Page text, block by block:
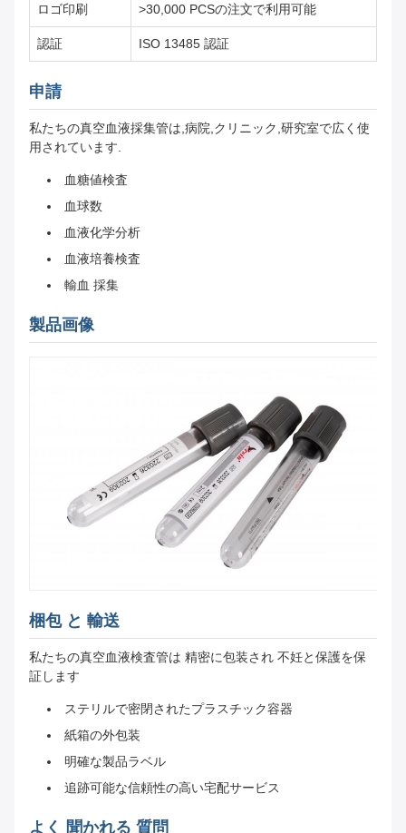
ロゴ印刷 >30,000 PCSの注文で利用可能
認証 ISO 13485 認証
申請
私たちの真空血液採集管は,病院,クリニック,研究室で広く使
用されています.
血糖値検査
血球数
血液化学分析
血液培養検査
輸血 採集
製品画像
梱包 と 輸送
私たちの真空血液検査管は 精密に包装され 不妊と保護を保
証します
ステリルで密閉されたプラスチック容器
紙箱の外包装
明確な製品ラベル
追跡可能な信頼性の高い宅配サービス
よく 聞かれる 質問